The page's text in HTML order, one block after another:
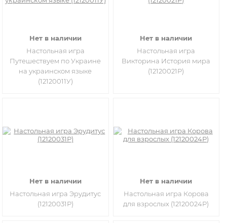
Нет в наличии
Настольная игра
Путешествуем по Украине
на украинском языке
(12120011У)
Нет в наличии
Настольная игра
Викторина История мира
(12120021Р)
Нет в наличии
Настольная игра Эрудитус
(12120031Р)
Нет в наличии
Настольная игра Корова
для взрослых (12120024Р)